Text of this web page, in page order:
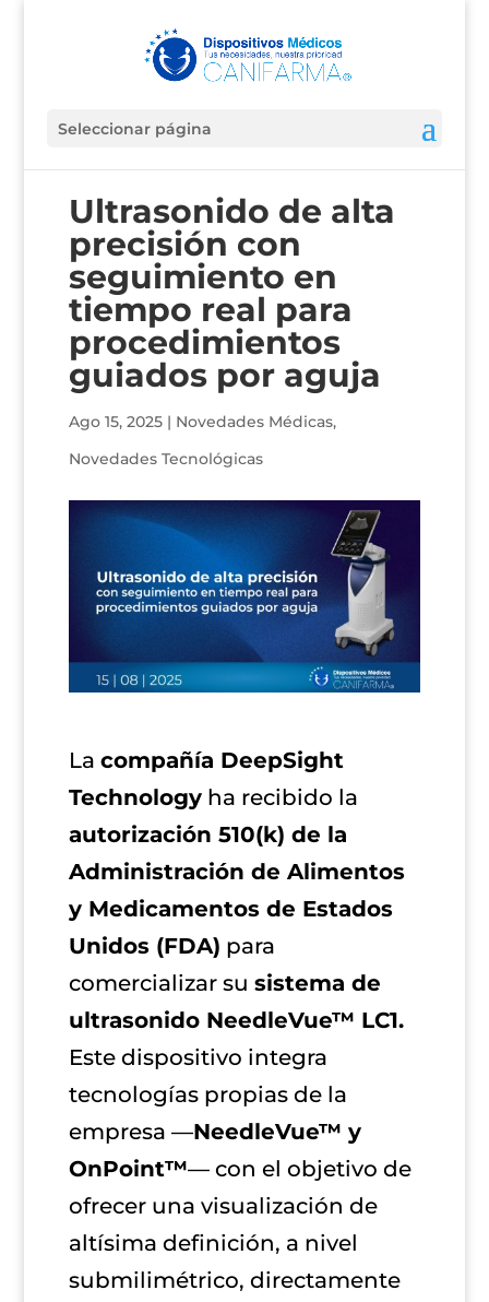
Seleccionar página
Ultrasonido de alta
precisión con
seguimiento en
tiempo real para
procedimientos
guiados por aguja
Ago 15, 2025| Novedades Médicas,
Novedades Tecnológicas
La compañía DeepSight
Technologyha recibido la
autorización 510(k) de la
Administración de Alimentos
y Medicamentos de Estados
Unidos (FDA) para
comercializar su sistema de
ultrasonido NeedleVue™ LC1.
Este dispositivo integra
tecnologías propias de la
empresa —NeedleVue™ y
OnPoint™— con el objetivo de
ofrecer una visualización de
altísima definición, a nivel
submilimétrico, directamente